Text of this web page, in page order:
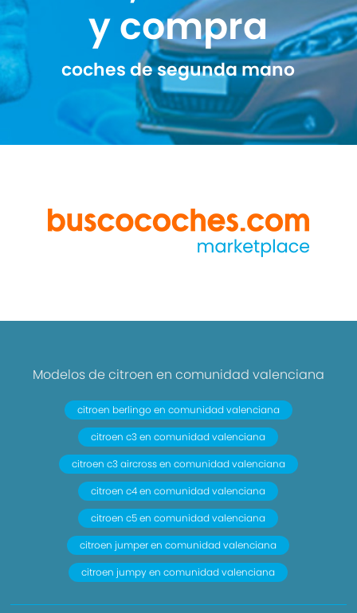
y compra
coches de segunda mano
Modelos de citroen en comunidad valenciana
citroen berlingo en comunidad valenciana
citroen c3 en comunidad valenciana
citroen c3 aircross en comunidad valenciana
citroen c4 en comunidad valenciana
citroen c5 en comunidad valenciana
citroen jumper en comunidad valenciana
citroen jumpy en comunidad valenciana